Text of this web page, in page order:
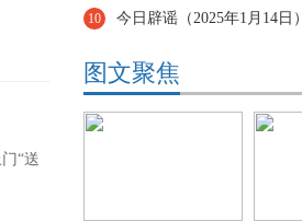
“送
行为 切实维护网络空间清
10 今日辟谣（2025年1月14日）
图文聚焦